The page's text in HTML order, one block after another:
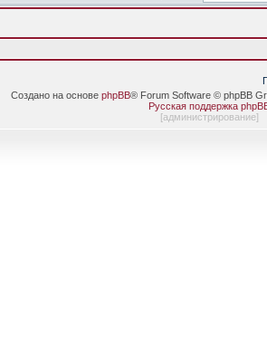
Создано на основе phpBB® Forum Software © phpBB
Русская поддержка
[администрирование]